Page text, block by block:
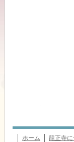
ホーム 龍正寺